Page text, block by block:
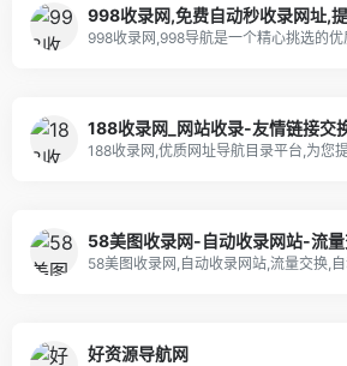
998收录网,998导航是一个精心挑选的优
188收录网,优质网址导航目录平台,为您
58美图收录网-自动收录网站-流
58美图收录网,自动收录网站,流量交换,自
好资源导航网